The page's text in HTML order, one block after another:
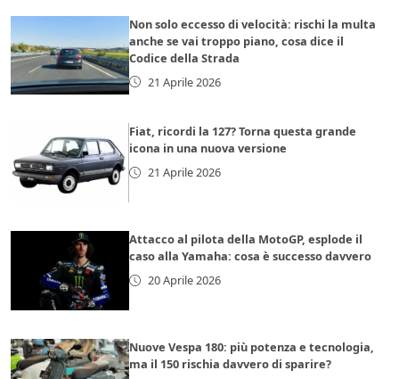
Non solo eccesso di velocità: rischi la multa
anche se vai troppo piano, cosa dice il
Codice della Strada
21 Aprile 2026
Fiat, ricordi la 127? Torna questa grande
icona in una nuova versione
21 Aprile 2026
Attacco al pilota della MotoGP, esplode il
caso alla Yamaha: cosa è successo davvero
20 Aprile 2026
Nuove Vespa 180: più potenza e tecnologia,
ma il 150 rischia davvero di sparire?